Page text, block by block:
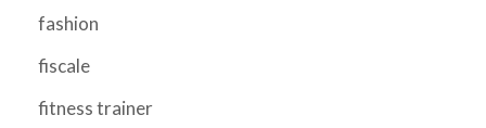
fashion
fiscale
fitness trainer